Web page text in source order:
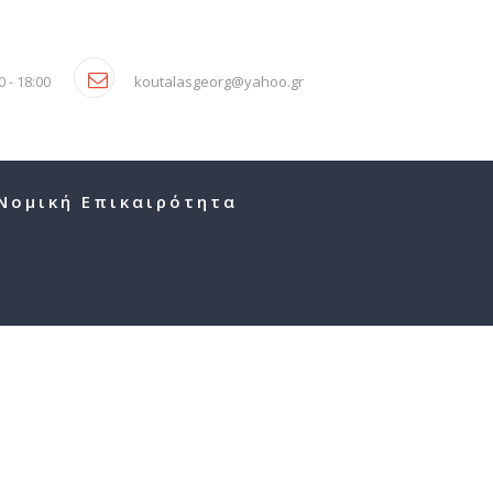
- 18:00 koutalasgeorg@yahoo.gr
Επικαιρότητα